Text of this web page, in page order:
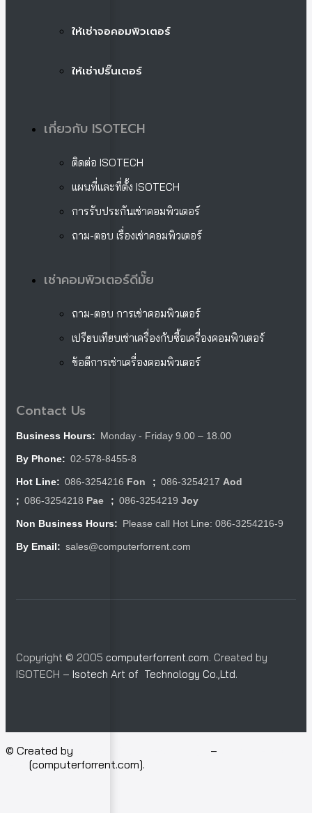
ให้เช่าจอคอมพิวเตอร์
ให้เช่าปริ๊นเตอร์
เกี่ยวกับ ISOTECH
ติดต่อ ISOTECH
แผนที่และที่ตั้ง ISOTECH
การรับประกันเช่าคอมพิวเตอร์
ถาม-ตอบ เรื่องเช่าคอมพิวเตอร์
เช่าคอมพิวเตอร์ดีมั๊ย
ถาม-ตอบ การเช่าคอมพิวเตอร์
เปรียบเทียบเช่าเครื่องกับซื้อเครื่องคอมพิวเตอร์
ข้อดีการเช่าเครื่องคอมพิวเตอร์
Contact Us
Business Hours: Monday - Friday 9.00 – 18.00
By Phone: 02-578-8455-8
Hot Line: 086-3254216 Fon ; 086-3254217 Aod
; 086-3254218 Pae ; 086-3254219 Joy
Non Business Hours: Please call Hot Line: 086-3254216-9
By Email: sales@computerforrent.com
Copyright © 2005 computerforrent.com. Created by
ISOTECH – Isotech Art of Technology Co.,Ltd.
© Created by –
[computerforrent.com].